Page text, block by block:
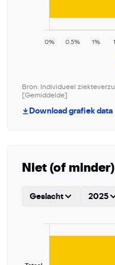
Bron: Individueel
[Gemiddelde]
Download grafiek data
Niet (of
Geslacht 2025